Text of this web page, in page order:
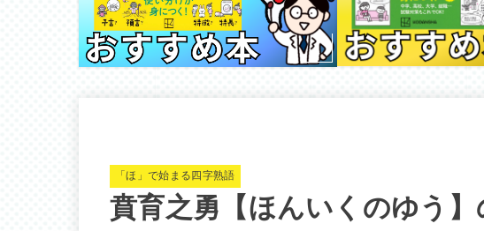
「ほ」で始まる四字熟語
賁育之勇【ほんいくのゆう】